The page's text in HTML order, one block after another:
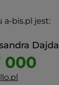
a-bis.pl jest:
Dajda
000